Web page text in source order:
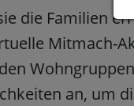
die Familien
Mitmach-
an, um